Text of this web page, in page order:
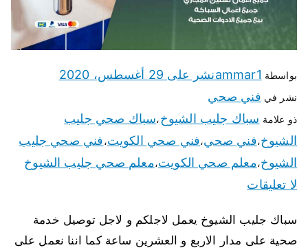
بواسطة ammar1نشر على 29 أغسطس، 2020
نشر في فني صحي
ذو علامة سباك جليب الشيوخ،سباك صحي جليب
الشيوخ،فني صحي،فني صحي الكويت،فني صحي جليب
الشيوخ،معلم صحي الكويت،معلم صحي جليب الشيوخ
لا تعليقات
سباك جليب الشيوخ يعمل لاجلكم و لاجل توصيل خدمة
صحية على مدار الاربع و العشرين ساعة كما اننا نعمل على